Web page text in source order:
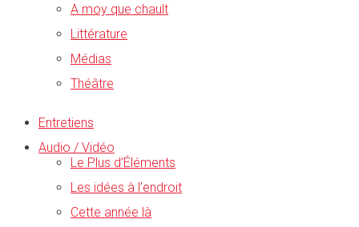
A moy que chault
Littérature
Médias
Théâtre
Entretiens
Audio / Vidéo
Le Plus d’Éléments
Les idées à l’endroit
Cette année là